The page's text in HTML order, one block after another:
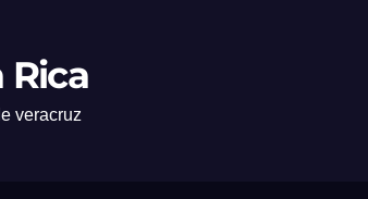
Rica
veracruz